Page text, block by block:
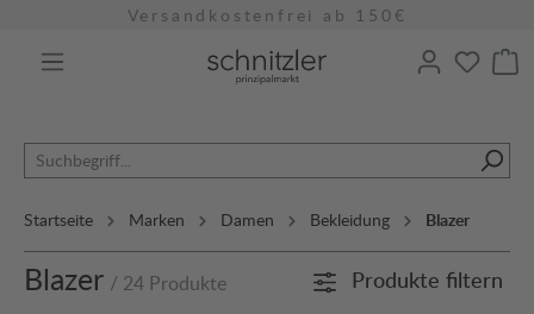
Versandkostenfrei ab 150€
Startseite Marken Damen Bekleidung Blazer
Blazer / 24 Produkte Produkte filtern